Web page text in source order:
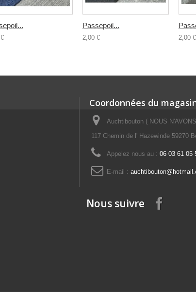
Passepoil...
2,00 € 2,00 €
Coordonnées du
Auchtibouton ( NOUS
117 Chemin de l' Hazewinde 59270
Appelez nous au : 06 03 61 05
E-mail :
Nous suivre